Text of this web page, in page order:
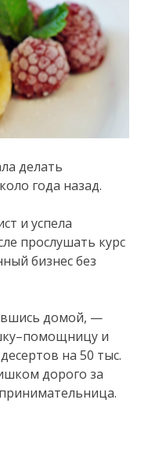
делать
года назад.
и успела
прослушать курс
бизнес без
домой, —
и
на 50 тыс.
дорого за